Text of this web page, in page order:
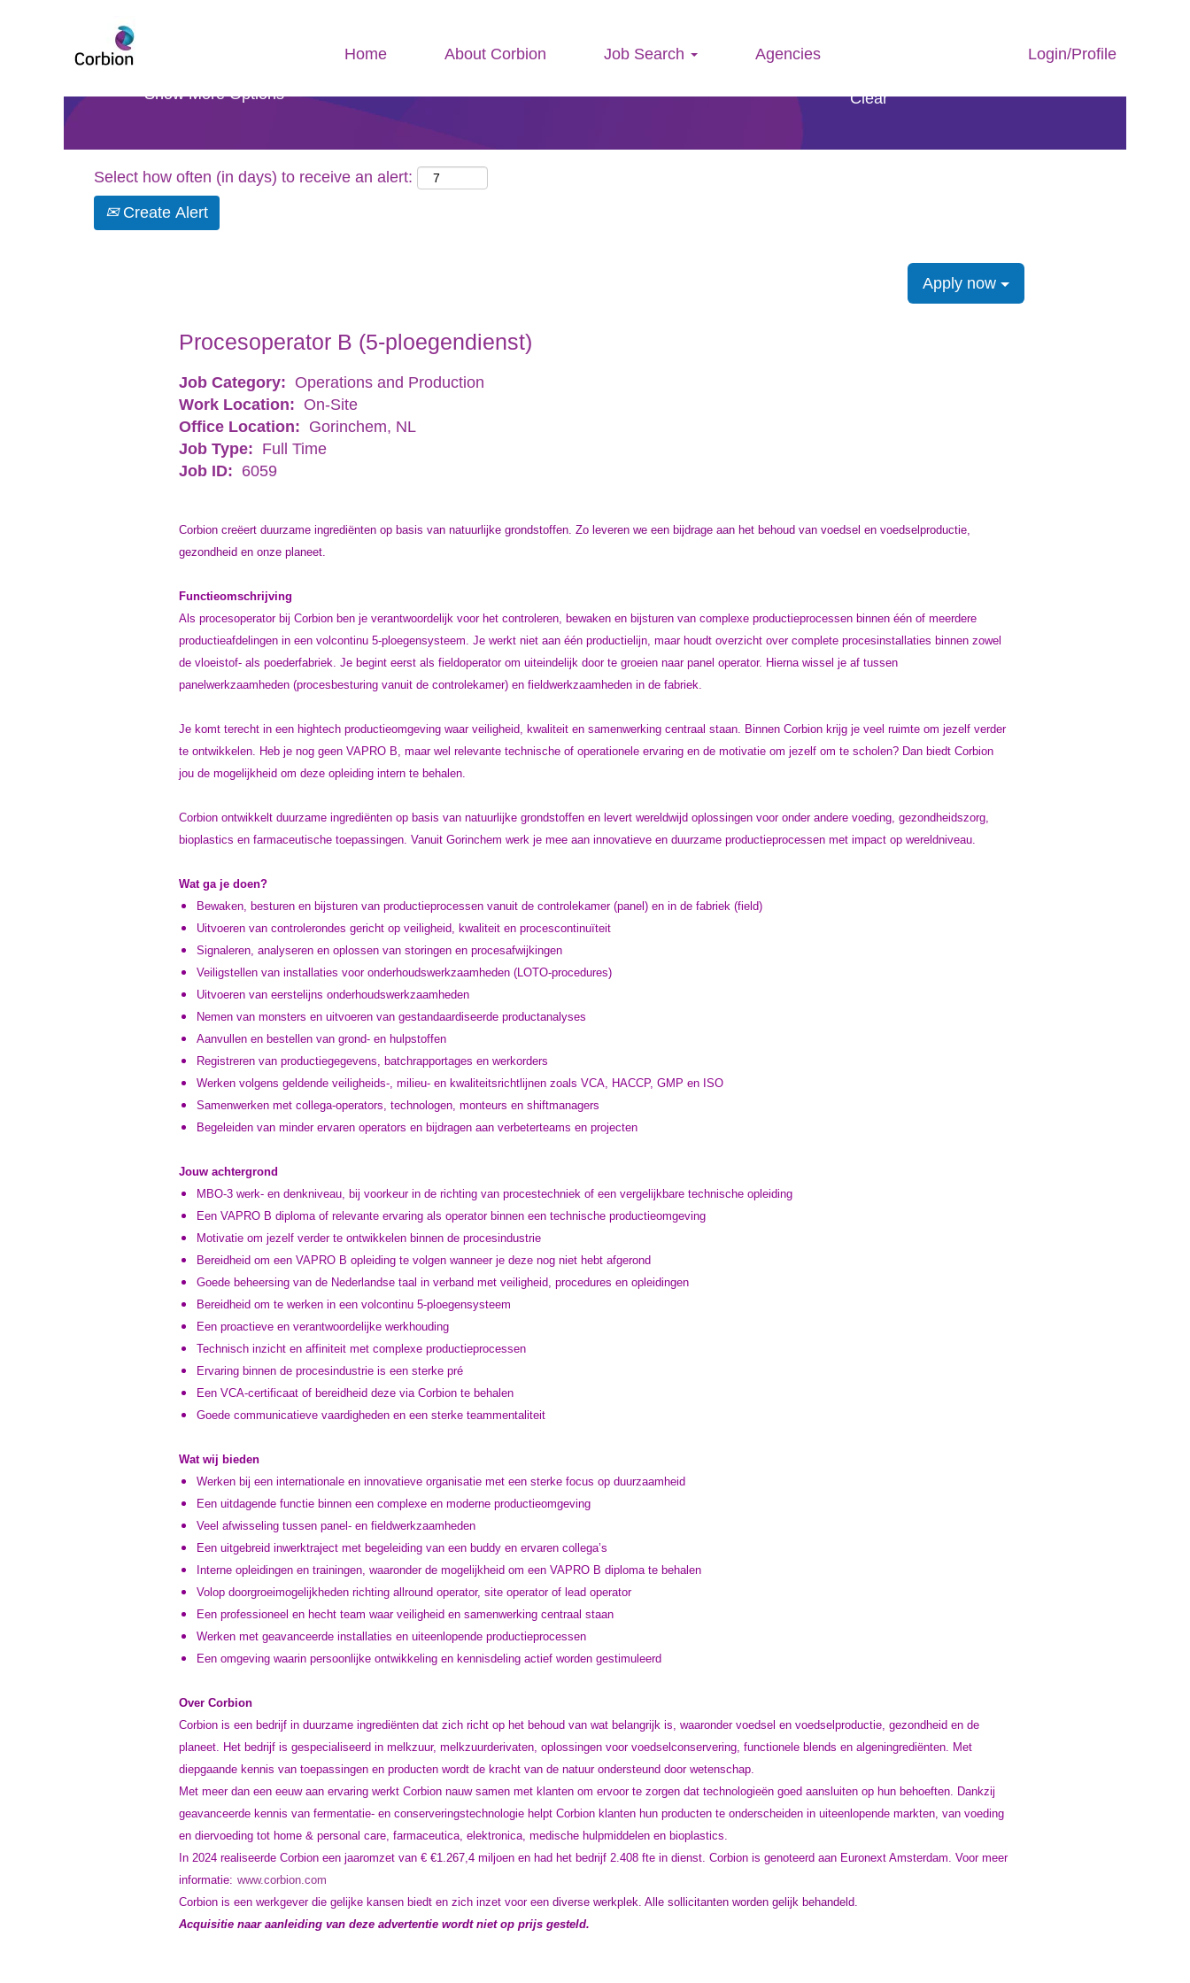
Home About Corbion Job Search Agencies Login/Profile
Show More Options Clear
Select how often (in days) to receive an alert:
Create Alert
Apply now
Procesoperator B (5-ploegendienst)
Job Category: Operations and Production
Work Location: On-Site
Office Location: Gorinchem, NL
Job Type: Full Time
Job ID: 6059
Corbion creëert duurzame ingrediënten op basis van natuurlijke grondstoffen. Zo leveren we een bijdrage aan het behoud van voedsel en voedselproductie,
gezondheid en onze planeet.
Functieomschrijving
Als procesoperator bij Corbion ben je verantwoordelijk voor het controleren, bewaken en bijsturen van complexe productieprocessen binnen één of meerdere
productieafdelingen in een volcontinu 5-ploegensysteem. Je werkt niet aan één productielijn, maar houdt overzicht over complete procesinstallaties binnen zowel
de vloeistof- als poederfabriek. Je begint eerst als fieldoperator om uiteindelijk door te groeien naar panel operator. Hierna wissel je af tussen
panelwerkzaamheden (procesbesturing vanuit de controlekamer) en fieldwerkzaamheden in de fabriek.
Je komt terecht in een hightech productieomgeving waar veiligheid, kwaliteit en samenwerking centraal staan. Binnen Corbion krijg je veel ruimte om jezelf verder
te ontwikkelen. Heb je nog geen VAPRO B, maar wel relevante technische of operationele ervaring en de motivatie om jezelf om te scholen? Dan biedt Corbion
jou de mogelijkheid om deze opleiding intern te behalen.
Corbion ontwikkelt duurzame ingrediënten op basis van natuurlijke grondstoffen en levert wereldwijd oplossingen voor onder andere voeding, gezondheidszorg,
bioplastics en farmaceutische toepassingen. Vanuit Gorinchem werk je mee aan innovatieve en duurzame productieprocessen met impact op wereldniveau.
Wat ga je doen?
Bewaken, besturen en bijsturen van productieprocessen vanuit de controlekamer (panel) en in de fabriek (field)
Uitvoeren van controlerondes gericht op veiligheid, kwaliteit en procescontinuïteit
Signaleren, analyseren en oplossen van storingen en procesafwijkingen
Veiligstellen van installaties voor onderhoudswerkzaamheden (LOTO-procedures)
Uitvoeren van eerstelijns onderhoudswerkzaamheden
Nemen van monsters en uitvoeren van gestandaardiseerde productanalyses
Aanvullen en bestellen van grond- en hulpstoffen
Registreren van productiegegevens, batchrapportages en werkorders
Werken volgens geldende veiligheids-, milieu- en kwaliteitsrichtlijnen zoals VCA, HACCP, GMP en ISO
Samenwerken met collega-operators, technologen, monteurs en shiftmanagers
Begeleiden van minder ervaren operators en bijdragen aan verbeterteams en projecten
Jouw achtergrond
MBO‑3 werk- en denkniveau, bij voorkeur in de richting van procestechniek of een vergelijkbare technische opleiding
Een VAPRO B diploma of relevante ervaring als operator binnen een technische productieomgeving
Motivatie om jezelf verder te ontwikkelen binnen de procesindustrie
Bereidheid om een VAPRO B opleiding te volgen wanneer je deze nog niet hebt afgerond
Goede beheersing van de Nederlandse taal in verband met veiligheid, procedures en opleidingen
Bereidheid om te werken in een volcontinu 5-ploegensysteem
Een proactieve en verantwoordelijke werkhouding
Technisch inzicht en affiniteit met complexe productieprocessen
Ervaring binnen de procesindustrie is een sterke pré
Een VCA-certificaat of bereidheid deze via Corbion te behalen
Goede communicatieve vaardigheden en een sterke teammentaliteit
Wat wij bieden
Werken bij een internationale en innovatieve organisatie met een sterke focus op duurzaamheid
Een uitdagende functie binnen een complexe en moderne productieomgeving
Veel afwisseling tussen panel- en fieldwerkzaamheden
Een uitgebreid inwerktraject met begeleiding van een buddy en ervaren collega’s
Interne opleidingen en trainingen, waaronder de mogelijkheid om een VAPRO B diploma te behalen
Volop doorgroeimogelijkheden richting allround operator, site operator of lead operator
Een professioneel en hecht team waar veiligheid en samenwerking centraal staan
Werken met geavanceerde installaties en uiteenlopende productieprocessen
Een omgeving waarin persoonlijke ontwikkeling en kennisdeling actief worden gestimuleerd
Over Corbion
Corbion is een bedrijf in duurzame ingrediënten dat zich richt op het behoud van wat belangrijk is, waaronder voedsel en voedselproductie, gezondheid en de
planeet. Het bedrijf is gespecialiseerd in melkzuur, melkzuurderivaten, oplossingen voor voedselconservering, functionele blends en algeningrediënten. Met
diepgaande kennis van toepassingen en producten wordt de kracht van de natuur ondersteund door wetenschap.
Met meer dan een eeuw aan ervaring werkt Corbion nauw samen met klanten om ervoor te zorgen dat technologieën goed aansluiten op hun behoeften. Dankzij
geavanceerde kennis van fermentatie- en conserveringstechnologie helpt Corbion klanten hun producten te onderscheiden in uiteenlopende markten, van voeding
en diervoeding tot home & personal care, farmaceutica, elektronica, medische hulpmiddelen en bioplastics.
In 2024 realiseerde Corbion een jaaromzet van € €1.267,4 miljoen en had het bedrijf 2.408 fte in dienst. Corbion is genoteerd aan Euronext Amsterdam. Voor meer
informatie: www.corbion.com
Corbion is een werkgever die gelijke kansen biedt en zich inzet voor een diverse werkplek. Alle sollicitanten worden gelijk behandeld.
Acquisitie naar aanleiding van deze advertentie wordt niet op prijs gesteld.